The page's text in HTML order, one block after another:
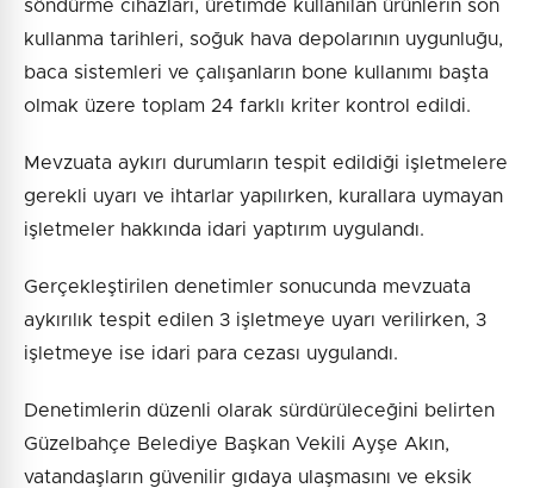
söndürme cihazları, üretimde kullanılan ürünlerin son
kullanma tarihleri, soğuk hava depolarının uygunluğu,
baca sistemleri ve çalışanların bone kullanımı başta
olmak üzere toplam 24 farklı kriter kontrol edildi.
Mevzuata aykırı durumların tespit edildiği işletmelere
gerekli uyarı ve ihtarlar yapılırken, kurallara uymayan
işletmeler hakkında idari yaptırım uygulandı.
Gerçekleştirilen denetimler sonucunda mevzuata
aykırılık tespit edilen 3 işletmeye uyarı verilirken, 3
işletmeye ise idari para cezası uygulandı.
Denetimlerin düzenli olarak sürdürüleceğini belirten
Güzelbahçe Belediye Başkan Vekili Ayşe Akın,
vatandaşların güvenilir gıdaya ulaşmasını ve eksik